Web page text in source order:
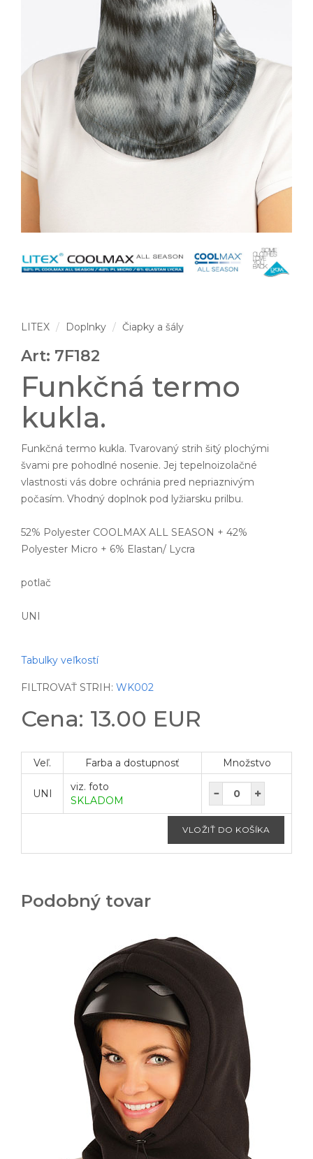
LITEX Doplnky Čiapky a šály
Art: 7F182
Funkčná termo
kukla.
Funkčná termo kukla. Tvarovaný strih šitý plochými
švami pre pohodlné nosenie. Jej tepelnoizolačné
vlastnosti vás dobre ochránia pred nepriaznivým
počasím. Vhodný doplnok pod lyžiarsku prilbu.
52% Polyester COOLMAX ALL SEASON + 42%
Polyester Micro + 6% Elastan/ Lycra
potlač
UNI
Tabulky veľkostí
FILTROVAŤ STRIH: WK002
Cena: 13.00 EUR
Veľ. Farba a dostupnosť Množstvo
UNI
viz. foto
SKLADOM
Podobný tovar